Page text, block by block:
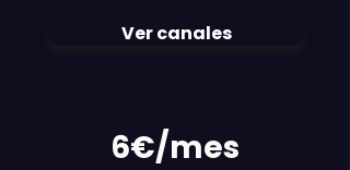
Ver canales
6€/mes